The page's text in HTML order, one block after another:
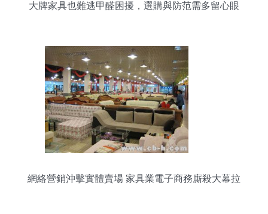
大牌家具也難逃甲醛困擾，選購與防范需多留心眼
網絡營銷沖擊實體賣場 家具業電子商務廝殺大幕拉